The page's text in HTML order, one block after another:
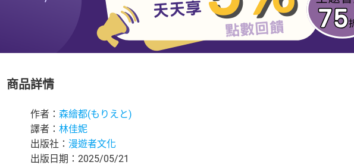
商品詳情
作者： 森繪都(もりえと)
譯者： 林佳妮
出版社： 漫遊者文化
出版日期：2025/05/21